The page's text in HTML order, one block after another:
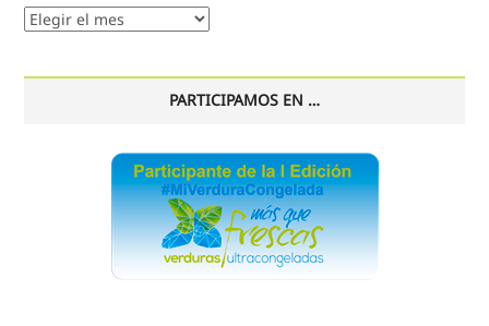
Nuestro
PARTICIPAMOS EN …